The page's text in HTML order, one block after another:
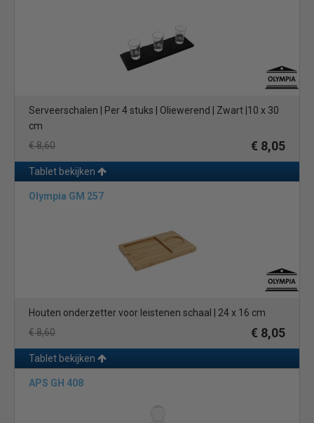
Serveerschalen | Per 4 stuks | Oliewerend | Zwart |10 x 30
cm
€ 8,60
€ 8,05
Tablet bekijken
Olympia GM 257
Houten onderzetter voor leistenen schaal | 24 x 16 cm
€ 8,60
€ 8,05
Tablet bekijken
APS GH 408